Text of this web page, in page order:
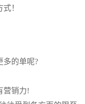
！
多的单呢?
营销力!